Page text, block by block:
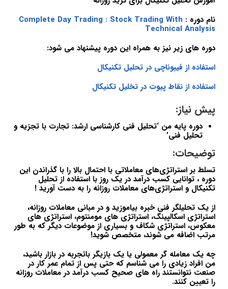
نام دوره : Complete Day Trading : Stock Trading With
Technical Analysis
دوره های زیر نیز به همراه این دوره پیشنهاد می شود:
استفاده از فیبوناچی در تحلیل تکنیکال
استفاده از نقاط پیوت در تخلیل تکنیکال
پیش نیاز:
دوره پایه من ‘تحلیل فنی کارشناسی ارشد: تجارت با تجزیه و
تحلیل فنی’
توضیحات:
تسلط بر استراتژی‌های معاملاتی با احتمال بالا را با گذراندن این
دوره ، توانایی کسب درآمد در یک روز با استفاده از تحلیل
تکنیکال و استراتژی‌های معاملات روزانه را به دست آورید !
از یک تحلیلگر فنی خبره بیاموزید و در مبانی معاملات روزانه،
استراتژی اسکالپینگ، استراتژی های مومنتوم، استراتژی های
معکوس، استراتژی شکاف و بسیاری از موضوعات دیگر که به طور
مرتب اضافه می شوند، متخصص شوید!
چه یک معامله گر معمولی یا یک بازیگر باتجربه در بازار باشید،
من افراد زیادی را می شناسم که حتی پس از تمام عمر کار در
صنعت نتوانستند راه های صحیح کسب درآمد در معاملات روزانه
را تعیین کنند.